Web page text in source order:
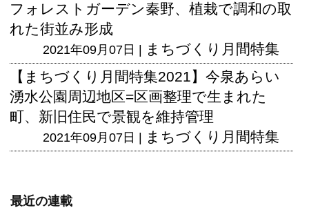
フォレストガーデン秦野、植栽で調和の取
れた街並み形成
2021年09月07日 |
まちづくり月間特集
【まちづくり月間特集2021】今泉あらい
湧水公園周辺地区=区画整理で生まれた
町、新旧住民で景観を維持管理
2021年09月07日 | まちづくり月間特集
最近の連載